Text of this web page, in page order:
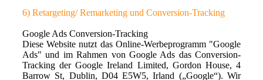
6) Retargeting/ Remarketing und Conversion-Tracking
Google Ads Conversion-Tracking
Diese Website nutzt das Online-Werbeprogramm "Google
Ads" und im Rahmen von Google Ads das Conversion-
Tracking der Google Ireland Limited, Gordon House, 4
Barrow St, Dublin, D04 E5W5, Irland („Google“). Wir